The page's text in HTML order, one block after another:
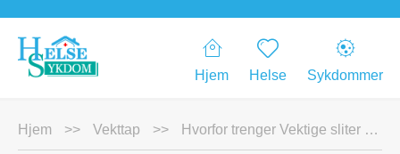
Hjem Helse Sykdommer
Hjem >> Vekttap >> Hvorfor trenger Vektige sliter med å gå ned i vekt?